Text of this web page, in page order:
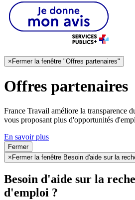
× Fermer la fenêtre "Offres partenaires"
Offres partenaires
France Travail améliore la transparence
vous proposant plus d'opportunités
En savoir plus
Fermer
× Fermer la fenêtre Besoin d'aide sur la
Besoin d'aide sur la
d'emploi ?